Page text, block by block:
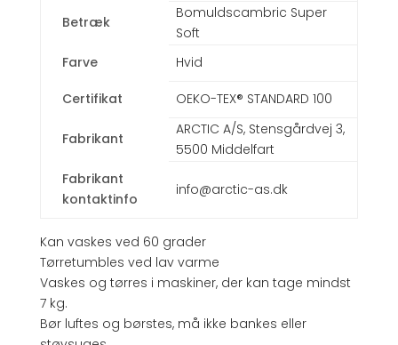
Betræk
Bomuldscambric Super
Soft
Farve
Hvid
Certifikat OEKO-TEX® STANDARD 100
Fabrikant
ARCTIC A/S, Stensgårdvej 3,
5500 Middelfart
Fabrikant
kontaktinfo
info@arctic-as.dk
Kan vaskes ved 60 grader
Tørretumbles ved lav varme
Vaskes og tørres i maskiner, der kan tage mindst
7 kg.
Bør luftes og børstes, må ikke bankes eller